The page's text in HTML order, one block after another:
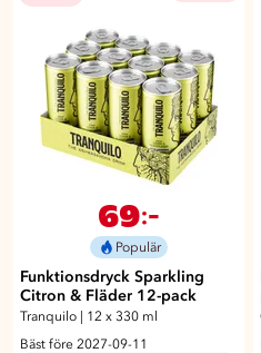
69:-
Populär
Funktionsdryck Sparkling
Citron & Fläder 12-pack
Tranquilo
12 x 330 ml
Bäst före 2027-09-11